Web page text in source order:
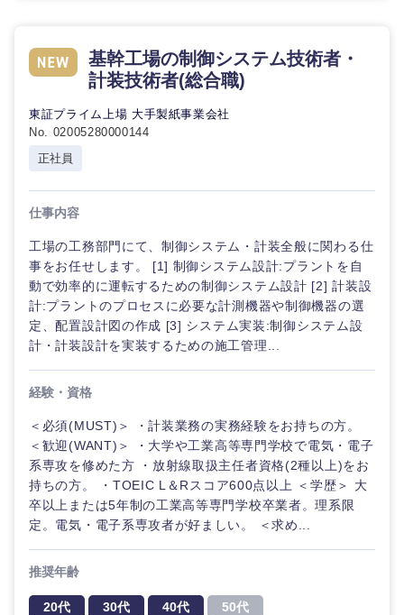
九州・沖縄
福岡県 佐賀県
長崎県 熊本県
基幹工場の制御システム技術者・
計装技術者(総合職)
東証プライム上場 大手製紙事業会社
No. 02005280000144
正社員
仕事内容
工場の工務部門にて、制御システム・計装全般に関わる仕
事をお任せします。 [1] 制御システム設計:プラントを自
動で効率的に運転するための制御システム設計 [2] 計装設
計:プラントのプロセスに必要な計測機器や制御機器の選
定、配置設計図の作成 [3] システム実装:制御システム設
計・計装設計を実装するための施工管理...
経験・資格
＜必須(MUST)＞ ・計装業務の実務経験をお持ちの方。
＜歓迎(WANT)＞ ・大学や工業高等専門学校で電気・電子
系専攻を修めた方 ・放射線取扱主任者資格(2種以上)をお
持ちの方。 ・TOEIC L＆Rスコア600点以上 ＜学歴＞ 大
卒以上または5年制の工業高等専門学校卒業者。理系限
定。電気・電子系専攻者が好ましい。 ＜求め...
推奨年齢
20代 30代 40代 50代